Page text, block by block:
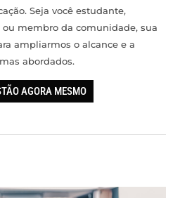
Seja você estudante,
ou membro da comunidade, sua
ampliarmos o alcance e a
abordados.
AGORA MESMO